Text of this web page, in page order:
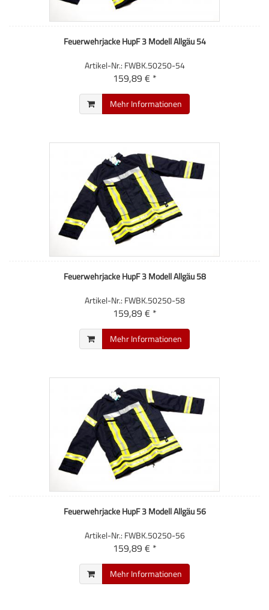
Feuerwehrjacke HupF 3 Modell Allgäu 54
Artikel-Nr.: FWBK.50250-54
159,89 € *
Mehr Informationen
Feuerwehrjacke HupF 3 Modell Allgäu 58
Artikel-Nr.: FWBK.50250-58
159,89 € *
Mehr Informationen
Feuerwehrjacke HupF 3 Modell Allgäu 56
Artikel-Nr.: FWBK.50250-56
159,89 € *
Mehr Informationen